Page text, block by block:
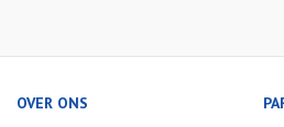
OVER ONS